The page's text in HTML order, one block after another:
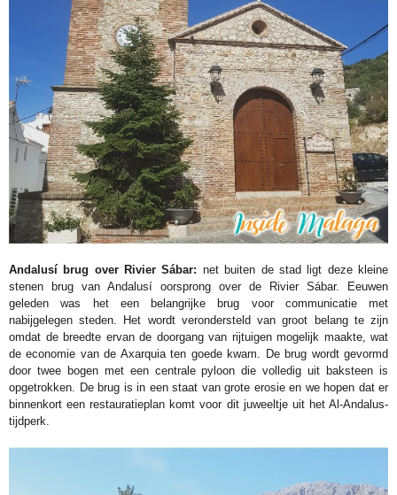
Andalusí brug over Rivier Sábar: net buiten de stad ligt deze kleine
stenen brug van Andalusí oorsprong over de Rivier Sábar. Eeuwen
geleden was het een belangrijke brug voor communicatie met
nabijgelegen steden. Het wordt verondersteld van groot belang te zijn
omdat de breedte ervan de doorgang van rijtuigen mogelijk maakte, wat
de economie van de Axarquia ten goede kwam. De brug wordt gevormd
door twee bogen met een centrale pyloon die volledig uit baksteen is
opgetrokken. De brug is in een staat van grote erosie en we hopen dat er
binnenkort een restauratieplan komt voor dit juweeltje uit het Al-Andalus-
tijdperk.